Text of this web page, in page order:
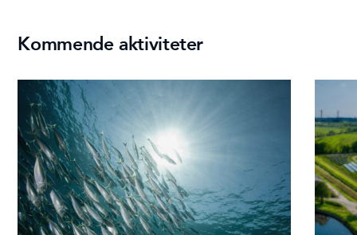
Kommende aktiviteter